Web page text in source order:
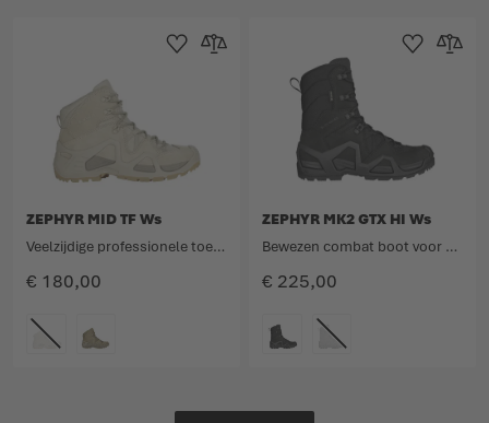
€ 180,00
ZEPHYR MID TF Ws
Veelzijdige professionele toepassing met een onmiskenbaar ontwerp.
Toevoegen aan verlanglijst
Toevoegen om te vergelijken
€ 225,00
ZEPHYR MK2 GTX HI Ws
Bewezen combat boot voor vrouwen met hoge schacht in een nieuw jasje.
Toevoegen